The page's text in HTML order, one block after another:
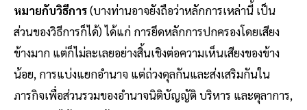
หมายกับวิธีการ(บางท่านอาจยังถือว่าหลักการเหล่านี้ เป็น
ส่วนของวิธีการก็ได้) ได้แก่ การยึดหลักการปกครองโดยเสียง
ข้างมาก แต่ก็ไม่ละเลยอย่างสิ้นเชิงต่อความเห็นเสียงของข้าง
น้อย, การแบ่งแยกอำนาจ แต่ถ่วงดุลกันและส่งเสริมกันใน
ภารกิจเพื่อส่วนรวมของอำนาจนิติบัญญัติ บริหาร และตุลาการ,